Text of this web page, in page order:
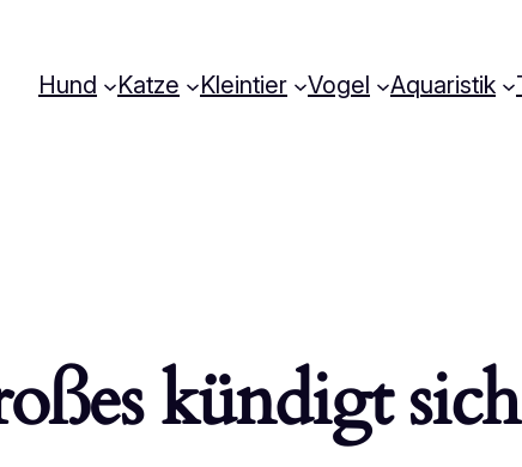
Hund Katze Kleintier Vogel Aquaristik
kündigt